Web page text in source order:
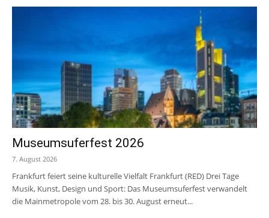
Museumsuferfest 2026
7. August 2026
Frankfurt feiert seine kulturelle Vielfalt Frankfurt (RED) Drei Tage
Musik, Kunst, Design und Sport: Das Museumsuferfest verwandelt
die Mainmetropole vom 28. bis 30. August erneut...